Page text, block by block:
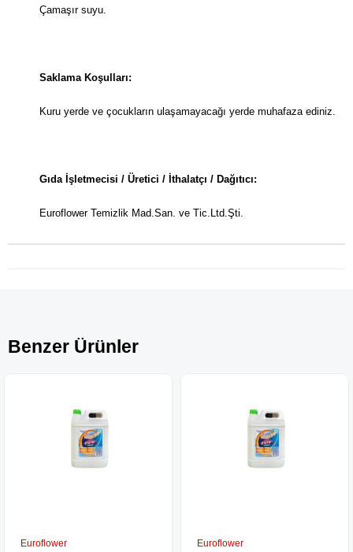
Çamaşır suyu.
Saklama Koşulları:
Kuru yerde ve çocukların ulaşamayacağı yerde muhafaza ediniz.
Gıda İşletmecisi / Üretici / İthalatçı / Dağıtıcı:
Euroflower Temizlik Mad.San. ve Tic.Ltd.Şti.
Benzer Ürünler
Euroflower Euroflower